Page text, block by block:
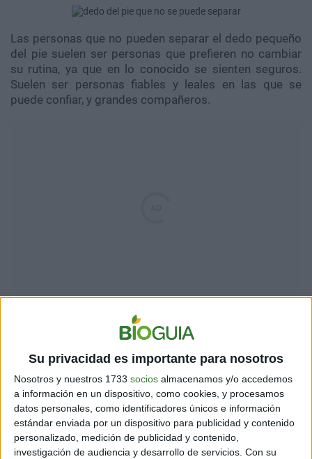
Su privacidad es importante para nosotros
Nosotros y nuestros 1733 socios almacenamos y/o accedemos
a información en un dispositivo, como cookies, y procesamos
datos personales, como identificadores únicos e información
estándar enviada por un dispositivo para publicidad y contenido
personalizado, medición de publicidad y contenido,
investigación de audiencia y desarrollo de servicios. Con su
Las personas que no pueden separar el dedo pequeño
del pie suelen ser personas que prefieren no cambiar
su rutina, ya que en lo conocido se sienten seguros.
Suelen ser personas fiables y leales en las que se
puede confiar, y grandes compañeros.
2. HABILIDAD DE SEPARAR EL DEDO PEQUEÑO
Al contrario, quienes tienen la habilidad de separar el
dedo pequeño, suelen ser más aventureros; personas a
las cuales un gran cambio en su vida no les da miedo.
Como se aburren fácilmente, pueden tomar decisiones
repentinas.